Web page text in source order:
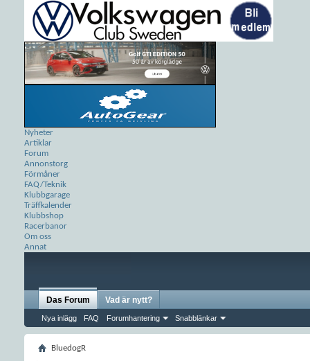
Nyheter
Artiklar
Forum
Annonstorg
Förmåner
FAQ/Teknik
Klubbgarage
Träffkalender
Klubbshop
Racerbanor
Om oss
Annat
Das Forum
Nya inlägg FAQ Forumhantering Snabblänkar
Vad är nytt?
BluedogR